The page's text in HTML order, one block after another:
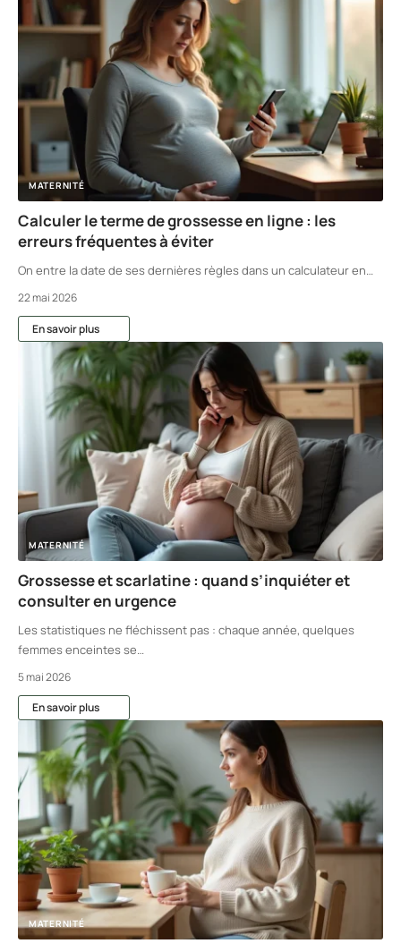
MATERNITÉ
Calculer le terme de grossesse en ligne : les
erreurs fréquentes à éviter
On entre la date de ses dernières règles dans un calculateur en…
22 mai 2026
En savoir plus
MATERNITÉ
Grossesse et scarlatine : quand s’inquiéter et
consulter en urgence
Les statistiques ne fléchissent pas : chaque année, quelques
femmes enceintes se…
5 mai 2026
En savoir plus
MATERNITÉ